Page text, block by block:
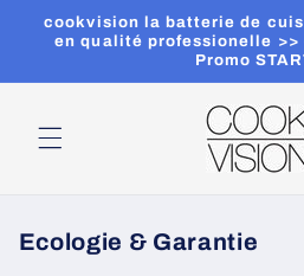
passer
au
cookvision la batterie de
en qualité professionelle >>
Promo
Ecologie & Garantie